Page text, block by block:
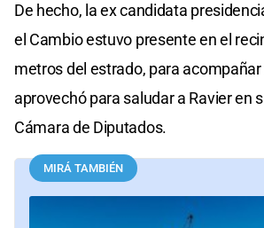
De hecho, la ex candidata
el Cambio estuvo presente en el
metros del estrado, para
aprovechó para saludar a Ravier en
Cámara de Diputados.
MIRÁ TAMBIÉN